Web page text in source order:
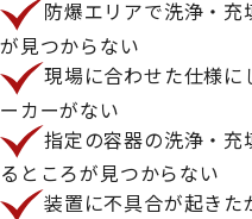
防爆エリアで洗浄・
が見つからない
現場に合わせた仕様に
ーカーがない
指定の容器の洗浄・充
るところが見つからない
装置に不具合が起きた